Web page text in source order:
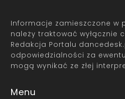
Informacje zamieszczone w
należy traktować wyłącznie
Redakcja Portalu
odpowiedzialności za
mogą wynikać ze złej
Menu